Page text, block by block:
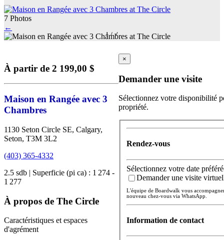
7 Photos
←
1 /7
À partir de 2 199,00 $
Maison en Rangée avec 3
Chambres
1130 Seton Circle SE, Calgary,
Seton, T3M 3L2
(403) 365-4332
2.5 sdb | Superficie (pi ca) : 1 274 -
1 277
À propos de The Circle
Caractéristiques et espaces
d'agrément
×
Demander une visite
Sélectionnez votre disponibilité
propriété.
Rendez-vous
Sélectionnez votre date
Demander une visite
L'équipe de Boardwalk vous
nouveau chez-vous via WhatsApp.
Information de contact